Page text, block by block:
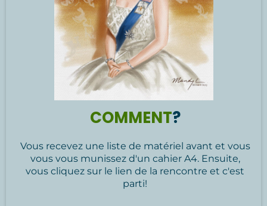
COMMENT?
Vous recevez une liste de matériel avant et vous
vous vous munissez d'un cahier A4. Ensuite,
vous cliquez sur le lien de la rencontre et c'est
parti!